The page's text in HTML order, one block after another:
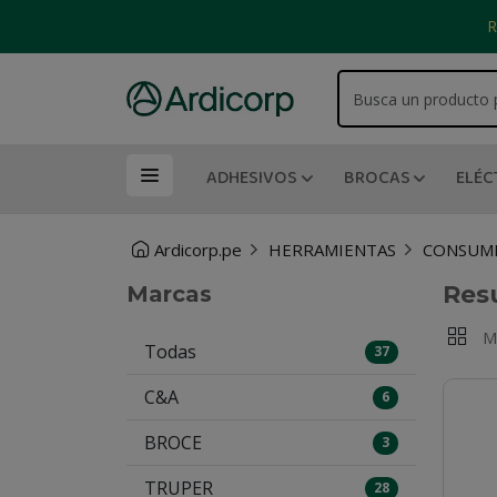
ADHESIVOS BROCAS
Ardicorp.pe HERRAMIENTAS
Marcas
Todas 37
C&A 6
BROCE 3
TRUPER 28